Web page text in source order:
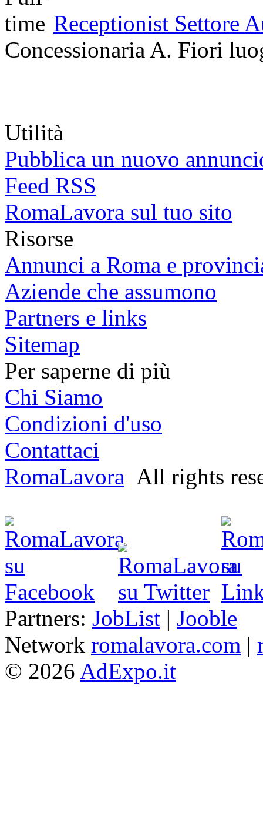
Receptionist Settore
Concessionaria A. Fiori
Utilità
Pubblica un nuovo
Feed RSS
RomaLavora sul tuo sito
Risorse
Annunci a Roma e
Aziende che assumono
Partners e links
Sitemap
Per saperne di più
Chi Siamo
Condizioni d'uso
Contattaci
RomaLavora All rights
Partners: JobList | Jooble
Network romalavora.com |
© 2026 AdExpo.it